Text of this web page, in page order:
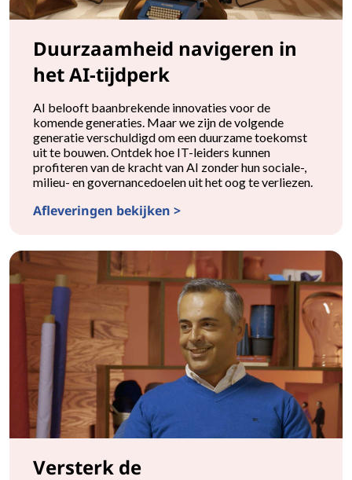
Duurzaamheid navigeren in
het AI-tijdperk
AI belooft baanbrekende innovaties voor de
komende generaties. Maar we zijn de volgende
generatie verschuldigd om een duurzame toekomst
uit te bouwen. Ontdek hoe IT-leiders kunnen
profiteren van de kracht van AI zonder hun sociale-,
milieu- en governancedoelen uit het oog te verliezen.
Afleveringen bekijken >
Versterk de